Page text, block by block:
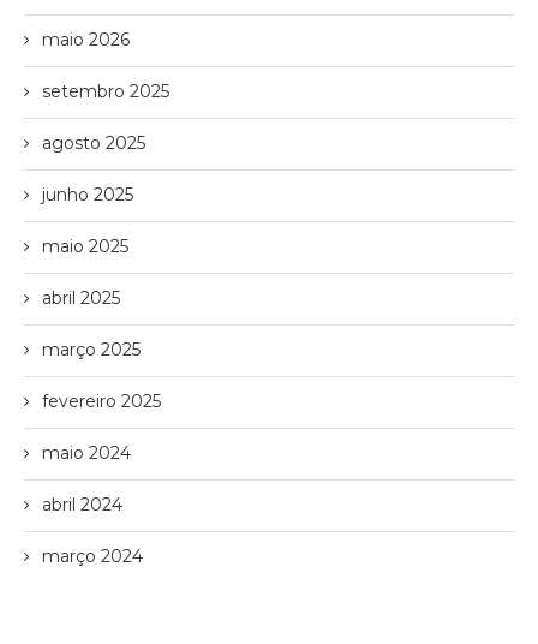
maio 2026
setembro 2025
agosto 2025
junho 2025
maio 2025
abril 2025
março 2025
fevereiro 2025
maio 2024
abril 2024
março 2024